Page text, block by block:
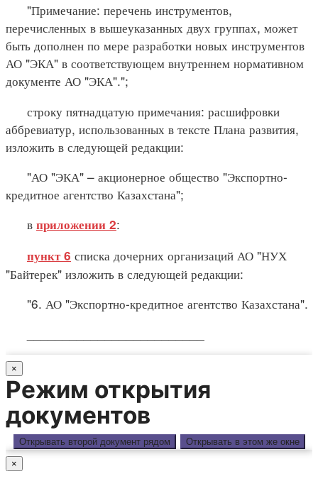
"Примечание: перечень инструментов,
перечисленных в вышеуказанных двух группах, может
быть дополнен по мере разработки новых инструментов
АО "ЭКА" в соответствующем внутреннем нормативном
документе АО "ЭКА".";
строку пятнадцатую примечания: расшифровки
аббревиатур, использованных в тексте Плана развития,
изложить в следующей редакции:
"АО "ЭКА" – акционерное общество "Экспортно-
кредитное агентство Казахстана";
в приложении 2:
пункт 6 списка дочерних организаций АО "НУХ
"Байтерек" изложить в следующей редакции:
"6. АО "Экспортно-кредитное агентство Казахстана".
×
Режим открытия
документов
Открывать второй документ рядом Открывать в этом же окне
×